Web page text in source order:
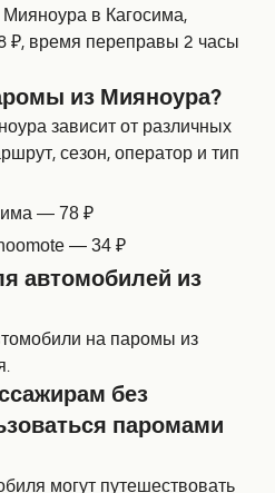
в Кагосима,
₽, время переправы 2 часы
из Мияноура?
зависит от различных
сезон, оператор и тип
— 78 ₽
— 34 ₽
автомобилей из
на паромы из
без
паромами
могут путешествовать